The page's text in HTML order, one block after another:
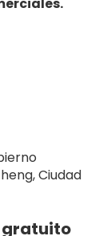
Ciudad
gratuito